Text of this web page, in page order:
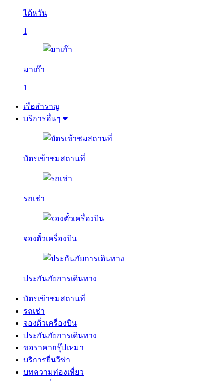
ไต้หวัน
1
มาเก๊า
1
เรือสำราญ
บริการอื่นๆ
บัตรเข้าชมสถานที่
รถเช่า
จองตั๋วเครื่องบิน
ประกันภัยการเดินทาง
บัตรเข้าชมสถานที่
รถเช่า
จองตั๋วเครื่องบิน
ประกันภัยการเดินทาง
ขอราคากรุ๊ปเหมา
บริการยื่นวีซ่า
บทความท่องเที่ยว